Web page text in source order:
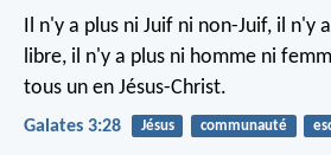
Il n'y a plus ni Juif ni non-Juif, il n'y
libre, il n'y a plus ni homme ni
tous un en Jésus-Christ.
Galates 3:28 Jésus communauté